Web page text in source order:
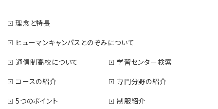
理念と特長
ヒューマンキャンパスとのぞみについて
通信制高校について
学習センター検索
コースの紹介
専門分野の紹介
5つのポイント
制服紹介